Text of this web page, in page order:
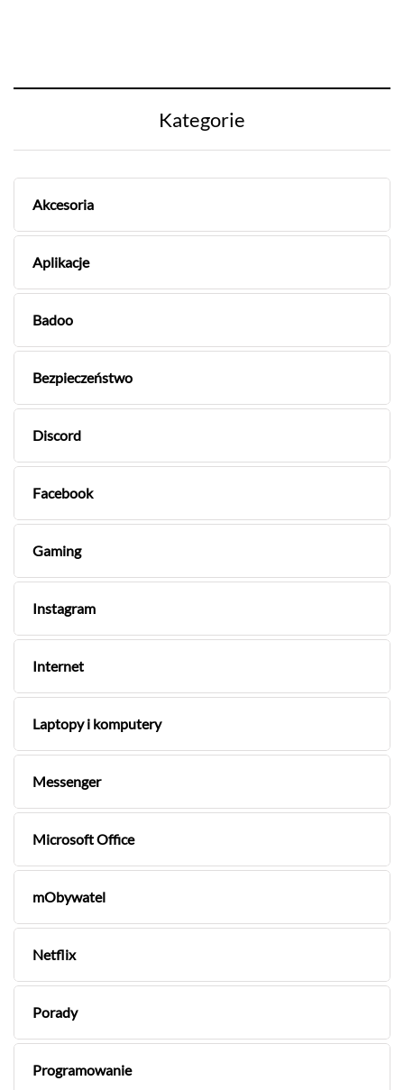
Kategorie
Akcesoria
Aplikacje
Badoo
Bezpieczeństwo
Discord
Facebook
Gaming
Instagram
Internet
Laptopy i komputery
Messenger
Microsoft Office
mObywatel
Netflix
Porady
Programowanie